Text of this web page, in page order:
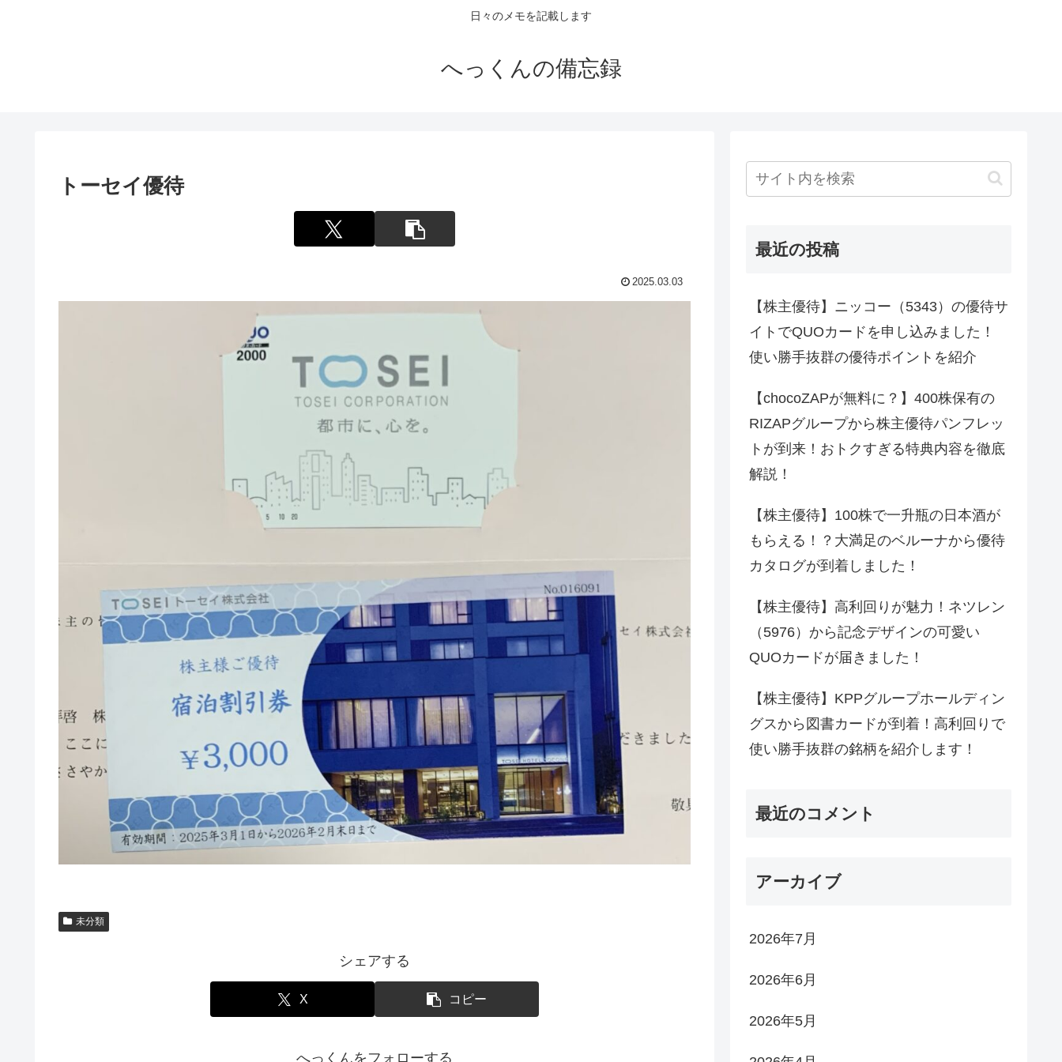
日々のメモを記載します
へっくんの備忘録
トーセイ優待
2025.03.03
未分類
シェアする
X コピー
へっくんをフォローする
最近の投稿
【株主優待】ニッコー（5343）の優待サ
イトでQUOカードを申し込みました！
使い勝手抜群の優待ポイントを紹介
【chocoZAPが無料に？】400株保有の
RIZAPグループから株主優待パンフレッ
トが到来！おトクすぎる特典内容を徹底
解説！
【株主優待】100株で一升瓶の日本酒が
もらえる！？大満足のベルーナから優待
カタログが到着しました！
【株主優待】高利回りが魅力！ネツレン
（5976）から記念デザインの可愛い
QUOカードが届きました！
【株主優待】KPPグループホールディン
グスから図書カードが到着！高利回りで
使い勝手抜群の銘柄を紹介します！
最近のコメント
アーカイブ
2026年7月
2026年6月
2026年5月